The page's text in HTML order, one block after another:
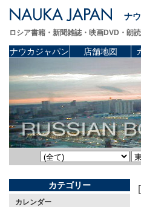
ナ
ロシア書籍・新聞雑誌・映画DVD・
ナウカジャパン 店舗地図
カテゴリー
カレンダー